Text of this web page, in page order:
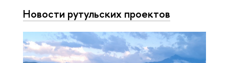
Новости рутульских проектов